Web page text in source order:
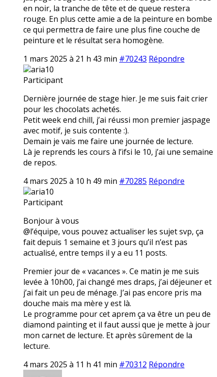
en noir, la tranche de tête et de queue restera
rouge. En plus cette amie a de la peinture en bombe
ce qui permettra de faire une plus fine couche de
peinture et le résultat sera homogène.
1 mars 2025 à 21 h 43 min #70243 Répondre
aria10
Participant
Dernière journée de stage hier. Je me suis fait crier
pour les chocolats achetés.
Petit week end chill, j’ai réussi mon premier jaspage
avec motif, je suis contente :).
Demain je vais me faire une journée de lecture.
Là je reprends les cours à l’ifsi le 10, j’ai une semaine
de repos.
4 mars 2025 à 10 h 49 min #70285 Répondre
aria10
Participant
Bonjour à vous
@l’équipe, vous pouvez actualiser les sujet svp, ça
fait depuis 1 semaine et 3 jours qu’il n’est pas
actualisé, entre temps il y a eu 11 posts.
Premier jour de « vacances ». Ce matin je me suis
levée à 10h00, j’ai changé mes draps, j’ai déjeuner et
j’ai fait un peu de ménage. J’ai pas encore pris ma
douche mais ma mère y est là.
Le programme pour cet aprem ça va être un peu de
diamond painting et il faut aussi que je mette à jour
mon carnet de lecture. Et après sûrement de la
lecture.
4 mars 2025 à 11 h 41 min #70312 Répondre